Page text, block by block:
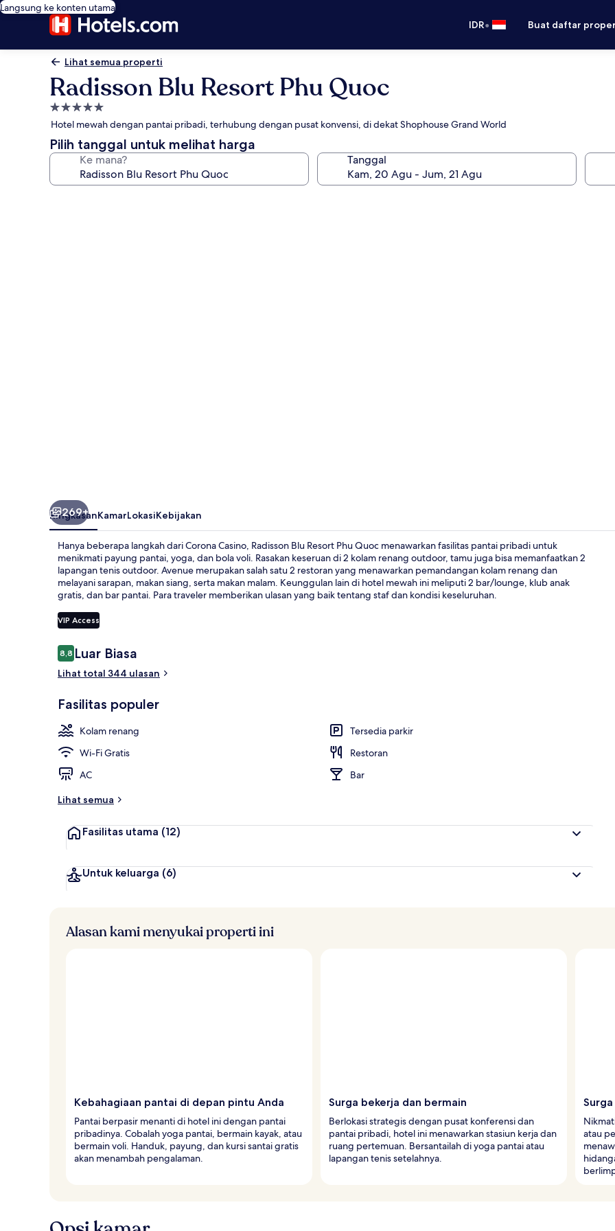
Langsung ke konten utama
IDR• Buat daftar
Lihat semua properti
Radisson Blu Resort Phu Quoc
Properti
bintang
5.0
Hotel mewah dengan pantai pribadi, terhubung dengan pusat konvensi, di dekat Shophouse Grand World
Pilih tanggal untuk melihat harga
Ke mana? Tanggal
Pantai
269+
RingkasanKamarLokasiKebijakan
Hanya beberapa langkah dari Corona Casino, Radisson Blu Resort Phu Quoc menawarkan fasilitas pantai pribadi untuk
menikmati payung pantai, yoga, dan bola voli. Rasakan keseruan di 2 kolam renang outdoor, tamu juga bisa memanfaatkan 2
lapangan tenis outdoor. Avenue merupakan salah satu 2 restoran yang menawarkan pemandangan kolam renang dan
melayani sarapan, makan siang, serta makan malam. Keunggulan lain di hotel mewah ini meliputi 2 bar/lounge, klub anak
gratis, dan bar pantai. Para traveler memberikan ulasan yang baik tentang staf dan kondisi keseluruhan.
VIP Access
Ulasan
8,88,8 dari 10
Luar Biasa
Lihat total 344 ulasan
Fasilitas populer
Kolam renang
Tersedia parkir
Wi-Fi Gratis
Restoran
AC
Bar
Lihat semua
Fasilitas utama (12)
Untuk keluarga (6)
Alasan kami menyukai properti ini
Kebahagiaan pantai di depan pintu Anda
Pantai berpasir menanti di hotel ini dengan pantai
pribadinya. Cobalah yoga pantai, bermain kayak, atau
bermain voli. Handuk, payung, dan kursi santai gratis
akan menambah pengalaman.
Surga bekerja dan bermain
Berlokasi strategis dengan pusat konferensi dan
pantai pribadi, hotel ini menawarkan stasiun kerja dan
ruang pertemuan. Bersantailah di yoga pantai atau
lapangan tenis setelahnya.
atau